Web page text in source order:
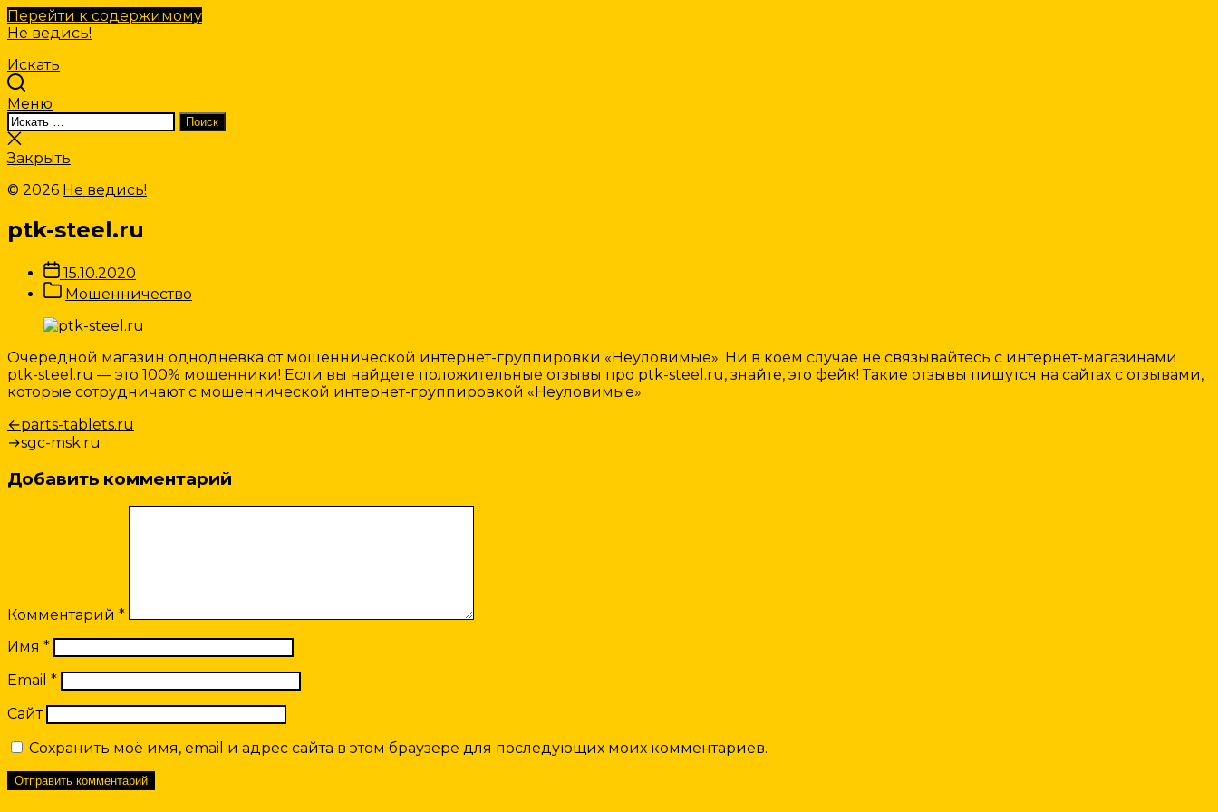
Перейти к содержимому
Не ведись!
Искать
Меню
Искать:
Поиск
Закрыть
поиск
Закрыть
© 2026 Не ведись!
ptk-steel.ru
Дата
записи
15.10.2020
Категории
Записи
Мошенничество
Очередной магазин однодневка от мошеннической интернет-группировки «Неуловимые». Ни в коем случае не связывайтесь с интернет-магазинами
ptk-steel.ru — это 100% мошенники! Если вы найдете положительные отзывы про ptk-steel.ru, знайте, это фейк! Такие отзывы пишутся на сайтах с отзывами,
которые сотрудничают с мошеннической интернет-группировкой «Неуловимые».
Навигация
по
записям
←Предыдущая
запись:
parts-tablets.ru
→Следующая
sgc-msk.ru
Добавить комментарий
Комментарий *
Имя *
Email *
Сайт
Сохранить моё имя, email и адрес сайта в этом браузере для последующих моих комментариев.